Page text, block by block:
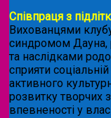
Співпраця з
Вихованцями
синдромом Дауна,
та наслідками
сприяти
активного
розвитку творчих
впевненості у